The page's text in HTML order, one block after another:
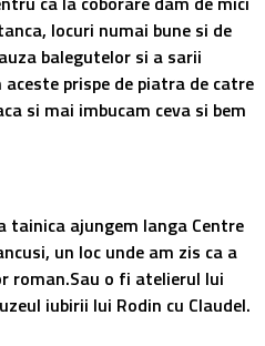
locuri numai bune si de
balegutelor si a sarii
prispe de piatra de catre
si mai imbucam ceva si bem
tainica ajungem langa Centre
un loc unde am zis ca a
roman.Sau o fi atelierul lui
iubirii lui Rodin cu Claudel.